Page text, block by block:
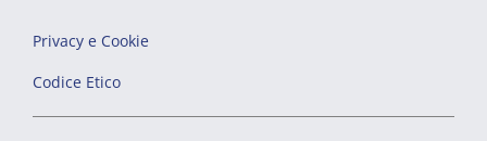
Privacy e Cookie
Codice Etico